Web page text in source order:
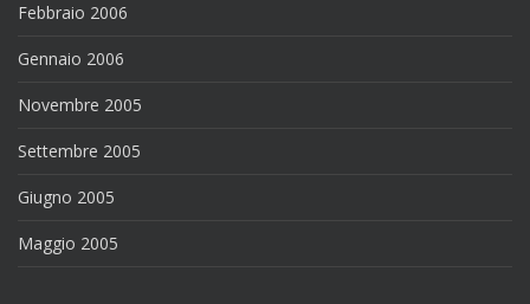
Febbraio 2006
Gennaio 2006
Novembre 2005
Settembre 2005
Giugno 2005
Maggio 2005